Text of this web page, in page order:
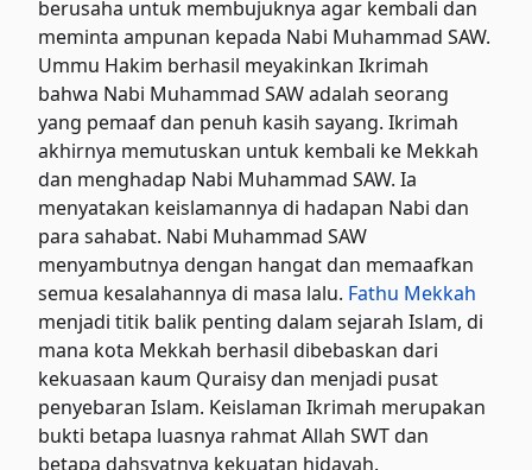
berusaha untuk membujuknya agar kembali dan
meminta ampunan kepada Nabi Muhammad SAW.
Ummu Hakim berhasil meyakinkan Ikrimah
bahwa Nabi Muhammad SAW adalah seorang
yang pemaaf dan penuh kasih sayang. Ikrimah
akhirnya memutuskan untuk kembali ke Mekkah
dan menghadap Nabi Muhammad SAW. Ia
menyatakan keislamannya di hadapan Nabi dan
para sahabat. Nabi Muhammad SAW
menyambutnya dengan hangat dan memaafkan
semua kesalahannya di masa lalu. Fathu Mekkah
menjadi titik balik penting dalam sejarah Islam, di
mana kota Mekkah berhasil dibebaskan dari
kekuasaan kaum Quraisy dan menjadi pusat
penyebaran Islam. Keislaman Ikrimah merupakan
bukti betapa luasnya rahmat Allah SWT dan
betapa dahsyatnya kekuatan hidayah.